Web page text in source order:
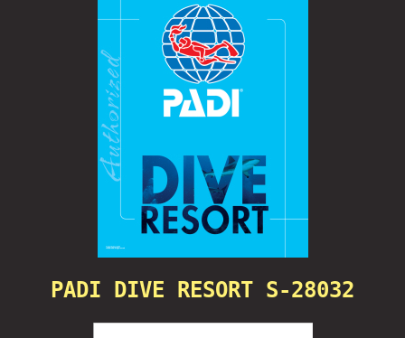
PADI DIVE RESORT S-28032